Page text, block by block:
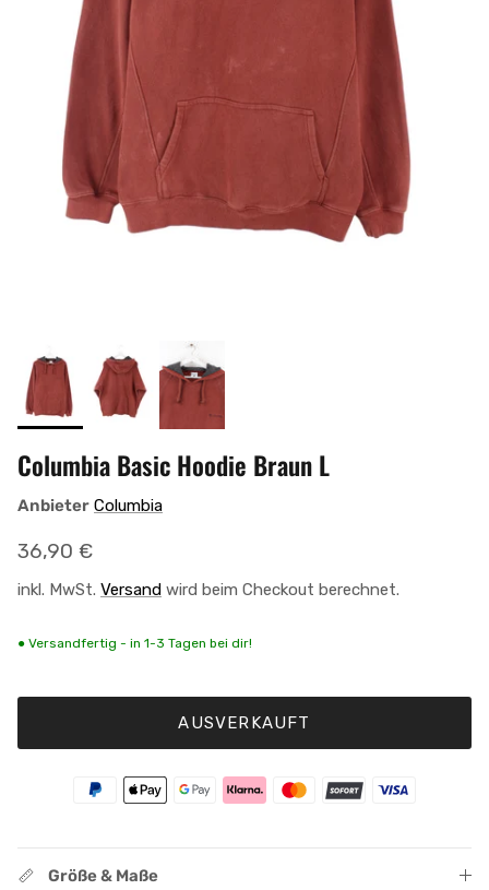
Columbia Basic Hoodie Braun L
Anbieter Columbia
Normaler Preis
36,90 €
inkl. MwSt. Versand wird beim Checkout berechnet.
● Versandfertig - in 1-3 Tagen bei dir!
AUSVERKAUFT
Größe & Maße